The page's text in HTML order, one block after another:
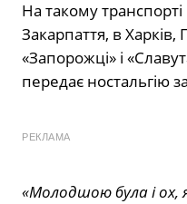
На такому транспорті
Закарпаття, в
«Запорожці» і
передає ностальгію
РЕКЛАМА
«Молодшою була і ох,